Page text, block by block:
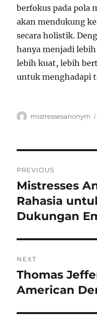
berfokus pada pola
akan mendukung
secara holistik.
hanya menjadi
lebih kuat, lebih
untuk menghadapi
Author
mistressesanonym
pos
PREVIOUS
Previous
post:
Mistresses
Rahasia
Dukungan
NEXT
Next
post:
Thomas
American